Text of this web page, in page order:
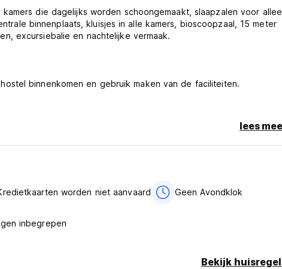
die dagelijks worden schoongemaakt, slaapzalen voor
binnenplaats, kluisjes in alle kamers, bioscoopzaal, 15 meter
excursiebalie en nachtelijke vermaak.
binnenkomen en gebruik maken van de faciliteiten.
35 jaar oud te zijn om in te checken op de gedeelde kamers: voor
een geldig paspoort hebben om in al onze slaapzalen te
die geen paspoort hebben, zijn van harte welkom om in te
er sprake is van verzachtende omstandigheden. Alle restituties
lees
worden niet aanvaard Geen Avondklok
inbegrepen
Bekijk